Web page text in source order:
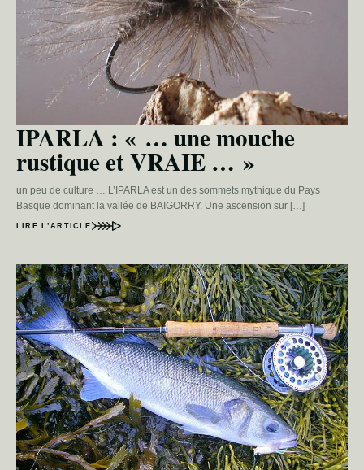
IPARLA : « … une mouche
rustique et VRAIE … »
un peu de culture … L’IPARLA est un des sommets mythique du Pays
Basque dominant la vallée de BAIGORRY. Une ascension sur […]
LIRE L’ARTICLE